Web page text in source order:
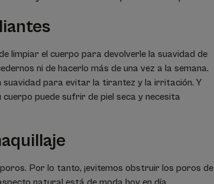
limpiar el cuerpo para devolverle la suavidad de
ni de hacerlo más de una vez a la semana.
para evitar la tirantez y la irritación. Y
puede sufrir de piel seca y necesita
Por lo tanto, ¡evitemos obstruir los poros de